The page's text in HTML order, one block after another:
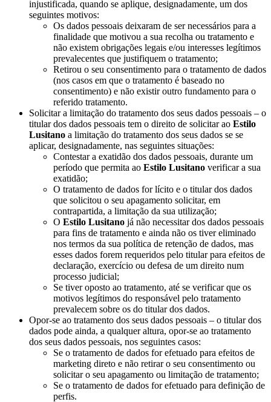
injustificada, quando se aplique, designadamente, um dos
seguintes motivos:
Os dados pessoais deixaram de ser necessários para a
finalidade que motivou a sua recolha ou tratamento e
não existem obrigações legais e/ou interesses legítimos
prevalecentes que justifiquem o tratamento;
Retirou o seu consentimento para o tratamento de dados
(nos casos em que o tratamento é baseado no
consentimento) e não existir outro fundamento para o
referido tratamento.
Solicitar a limitação do tratamento dos seus dados pessoais – o
titular dos dados pessoais tem o direito de solicitar ao Estilo
Lusitano a limitação do tratamento dos seus dados se se
aplicar, designadamente, nas seguintes situações:
Contestar a exatidão dos dados pessoais, durante um
período que permita ao Estilo Lusitano verificar a sua
exatidão;
O tratamento de dados for lícito e o titular dos dados
que solicitou o seu apagamento solicitar, em
contrapartida, a limitação da sua utilização;
O Estilo Lusitano já não necessitar dos dados pessoais
para fins de tratamento e ainda não os tiver eliminado
nos termos da sua política de retenção de dados, mas
esses dados forem requeridos pelo titular para efeitos de
declaração, exercício ou defesa de um direito num
processo judicial;
Se tiver oposto ao tratamento, até se verificar que os
motivos legítimos do responsável pelo tratamento
prevalecem sobre os do titular dos dados.
Opor-se ao tratamento dos seus dados pessoais – o titular dos
dados pode ainda, a qualquer altura, opor-se ao tratamento
dos seus dados pessoais, nos seguintes casos:
Se o tratamento de dados for efetuado para efeitos de
marketing direto e não retirar o seu consentimento ou
solicitar o seu apagamento ou limitação de tratamento;
Se o tratamento de dados for efetuado para definição de
perfis.